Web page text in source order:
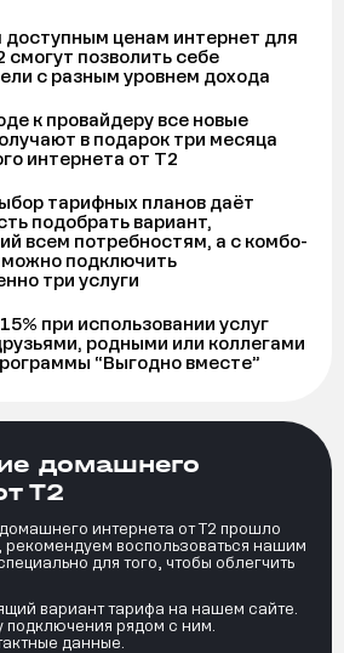
домашнего
Т2
интернета от Т2 прошло
рекомендуем воспользоваться нашим
для того, чтобы облегчить
вариант тарифа на нашем сайте.
подключения рядом с ним.
данные.
доступным ценам интернет для
смогут позволить себе
с разным уровнем дохода
к провайдеру все новые
в подарок три месяца
интернета от Т2
тарифных планов даёт
подобрать вариант,
всем потребностям, а с комбо-
подключить
три услуги
при использовании услуг
родными или коллегами
“Выгодно вместе”